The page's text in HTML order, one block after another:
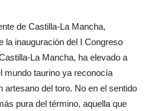
de Castilla-La Mancha,
la inauguración del I Congreso
La Mancha, ha elevado a
mundo taurino ya reconocía
artesano del toro. No en el sentido
pura del término, aquella que